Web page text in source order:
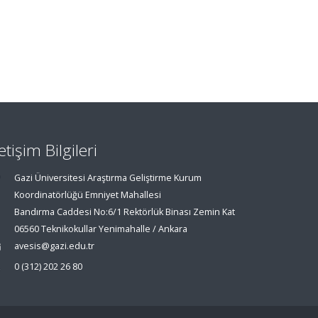
Bilgileri
Gazi Üniversitesi Araştırma Geliştirme Kurum
Koordinatörlüğü Emniyet Mahallesi
Bandırma Caddesi No:6/1 Rektörlük Binası Zemin Kat
06560 Teknikokullar Yenimahalle / Ankara
avesis@gazi.edu.tr
0 (312) 202 26 80